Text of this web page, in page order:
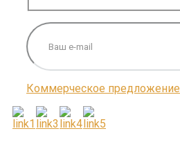
Коммерческое предложение